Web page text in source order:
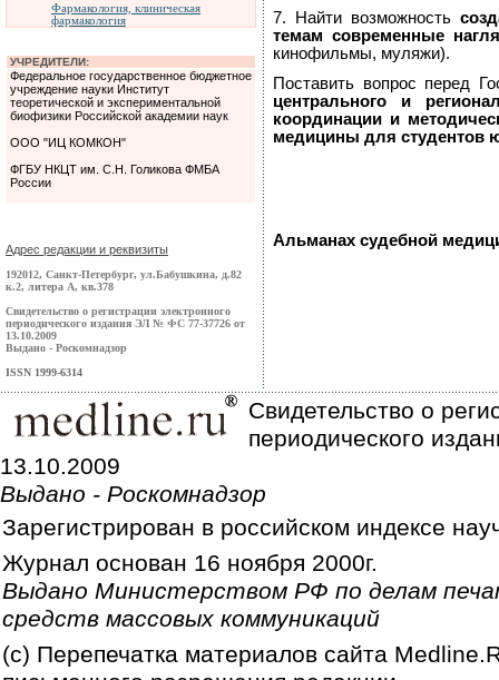
Фармакология, клиническая
фармакология
УЧРЕДИТЕЛИ:
Федеральное государственное бюджетное
учреждение науки Институт
теоретической и экспериментальной
биофизики Российской академии наук
ООО "ИЦ КОМКОН"
ФГБУ НКЦТ им. С.Н. Голикова ФМБА
России
Адрес редакции и реквизиты
192012, Санкт-Петербург, ул.Бабушкина, д.82
к.2, литера А, кв.378
Свидетельство о регистрации электронного
периодического издания ЭЛ № ФС 77-37726 от
13.10.2009
Выдано - Роскомнадзор
ISSN 1999-6314
7. Найти возможность
темам современные
кинофильмы, муляжи).
Поставить вопрос перед
центрального и
координации и
медицины для студентов
Альманах судебной
Свидетельство о
периодического
13.10.2009
Выдано - Роскомнадзор
Зарегистрирован в российском индексе
Журнал основан 16 ноября 2000г.
Выдано Министерством РФ по делам
средств массовых коммуникаций
(c) Перепечатка материалов сайта